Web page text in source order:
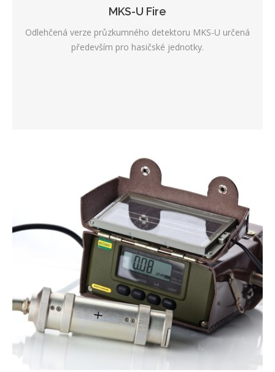
MKS-U Fire
Odlehčená verze průzkumného detektoru MKS-U určená
především pro hasičské jednotky.